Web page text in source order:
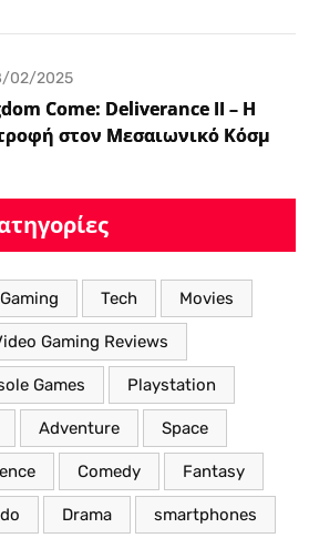
02/2025
Come: Deliverance II – Η
στον Μεσαιωνικό Κόσμο
Tech Movies
Gaming Reviews
Games Playstation
Adventure Space
Comedy Fantasy
Drama smartphones